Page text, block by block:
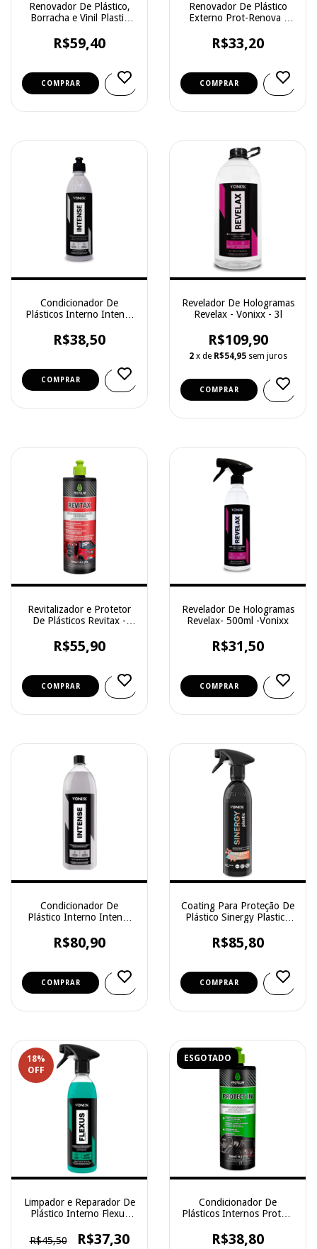
Renovador De Plástico,
Borracha e Vinil Plastic
R$59,40
Renovador De Plástico
Externo Prot-Renova -
R$33,20
Condicionador De
Plásticos Interno Intense
R$38,50
Revelador De Hologramas
Revelax - Vonixx - 3l
R$109,90
2 x de R$54,95 sem juros
Revitalizador e Protetor
De Plásticos Revitax -
R$55,90
Revelador De Hologramas
Revelax- 500ml -Vonixx
R$31,50
Condicionador De
Plástico Interno Intense
R$80,90
Coating Para Proteção De
Plástico Sinergy Plastic -
R$85,80
18%
OFF
Limpador e Reparador De
Plástico Interno Flexus
R$45,50
R$37,30
ESGOTADO
Condicionador De
Plásticos Internos Protect
R$38,80